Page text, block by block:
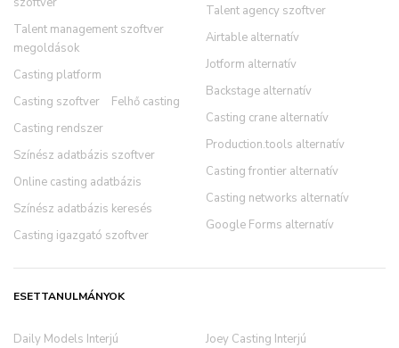
Talent management szoftver
megoldások
Casting platform
Casting szoftver
Felhő casting
Casting rendszer
Színész adatbázis szoftver
Online casting adatbázis
Színész adatbázis keresés
Casting igazgató szoftver
Talent agency szoftver
Airtable alternatív
Jotform alternatív
Backstage alternatív
Casting crane alternatív
Production.tools alternatív
Casting frontier alternatív
Casting networks alternatív
Google Forms alternatív
ESETTANULMÁNYOK
Daily Models Interjú
Joey Casting Interjú